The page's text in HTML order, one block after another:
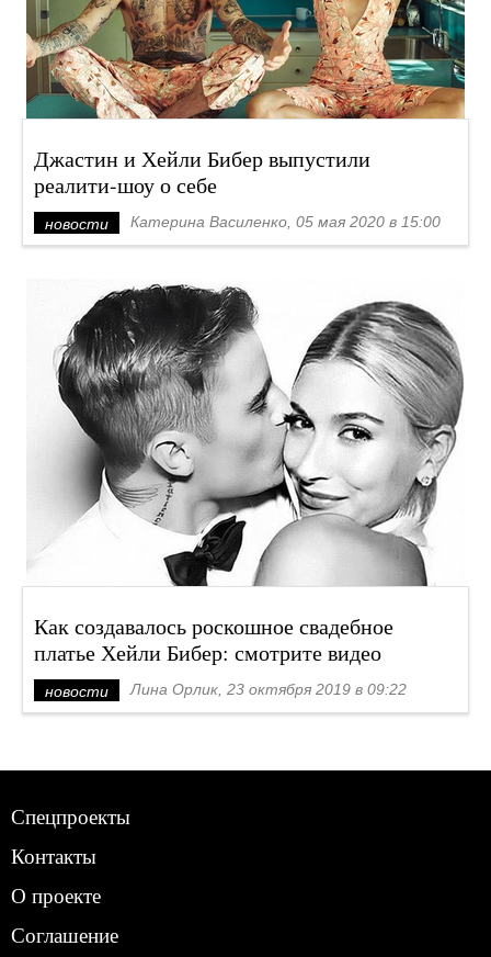
Джастин и Хейли Бибер выпустили
реалити-шоу о себе
новости Катерина Василенко, 05 мая 2020 в 15:00
Как создавалось роскошное свадебное
платье Хейли Бибер: смотрите видео
новости Лина Орлик, 23 октября 2019 в 09:22
Спецпроекты
Контакты
О проекте
Соглашение